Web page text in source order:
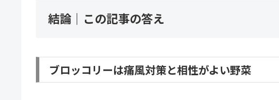
結論｜この記事の答え
ブロッコリーは痛風対策と相性がよい野菜